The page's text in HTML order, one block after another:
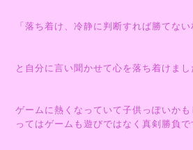
「落ち着け、冷静に判断すれば勝てない
と自分に言い聞かせて心を落ち着けまし
ゲームに熱くなっていて子供っぽいかも
ってはゲームも遊びではなく真剣勝負で